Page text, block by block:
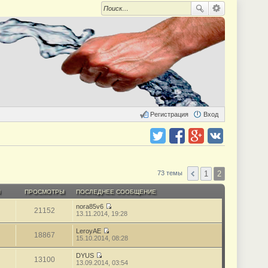
Вход
Регистрация
73 темы 1 2
ПРОСМОТРЫ ПОСЛЕДНЕЕ СООБЩЕНИЕ
21152
nora85v6
П
й
т
к
13.11.2014, 19:28
18867
LeroyAE
П
й
15.10.2014, 08:28
13100
DYUS
П
13.09.2014, 03:54